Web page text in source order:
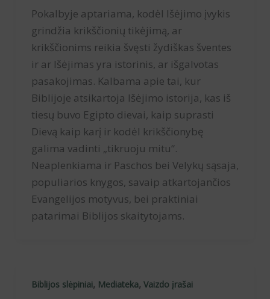
Pokalbyje aptariama, kodėl Išėjimo įvykis
grindžia krikščionių tikėjimą, ar
krikščionims reikia švęsti žydiškas šventes
ir ar Išėjimas yra istorinis, ar išgalvotas
pasakojimas. Kalbama apie tai, kur
Biblijoje atsikartoja Išėjimo istorija, kas iš
tiesų buvo Egipto dievai, kaip suprasti
Dievą kaip karį ir kodėl krikščionybę
galima vadinti „tikruoju mitu“.
Neaplenkiama ir Paschos bei Velykų sąsaja,
populiarios knygos, savaip atkartojančios
Evangelijos motyvus, bei praktiniai
patarimai Biblijos skaitytojams.
Biblijos slėpiniai, Mediateka, Vaizdo įrašai